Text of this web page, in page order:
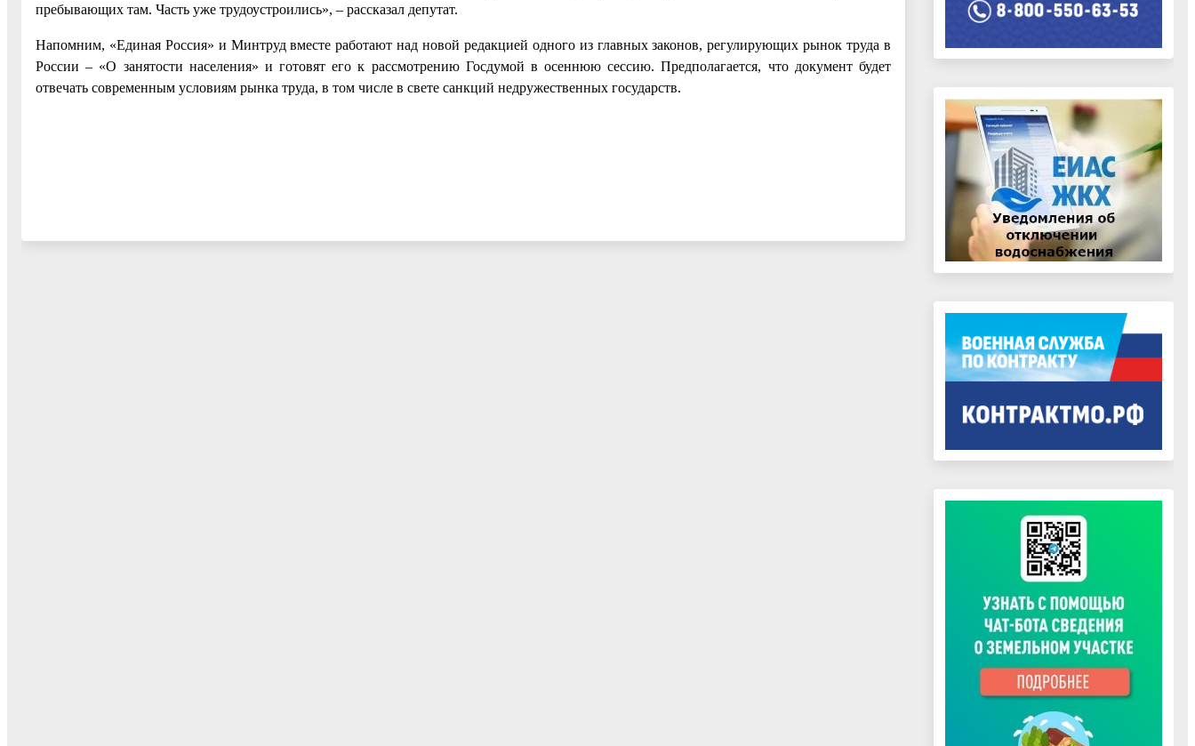
пребывающих там. Часть уже трудоустроились», – рассказал депутат.
Напомним, «Единая Россия» и Минтруд вместе работают над новой редакцией одного из главных законов, регулирующих рынок труда в
России – «О занятости населения» и готовят его к рассмотрению Госдумой в осеннюю сессию. Предполагается, что документ будет
отвечать современным условиям рынка труда, в том числе в свете санкций недружественных государств.